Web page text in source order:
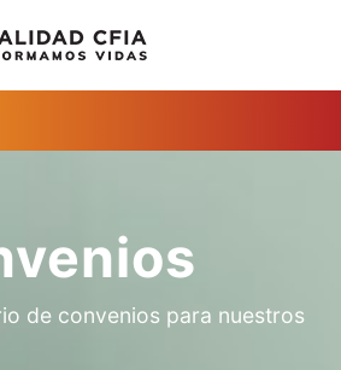
de convenios para nuestros